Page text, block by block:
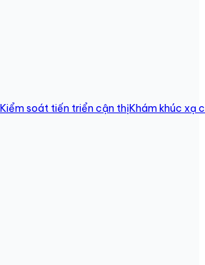
Kiểm soát tiến triển cận thịKhám khúc xạ